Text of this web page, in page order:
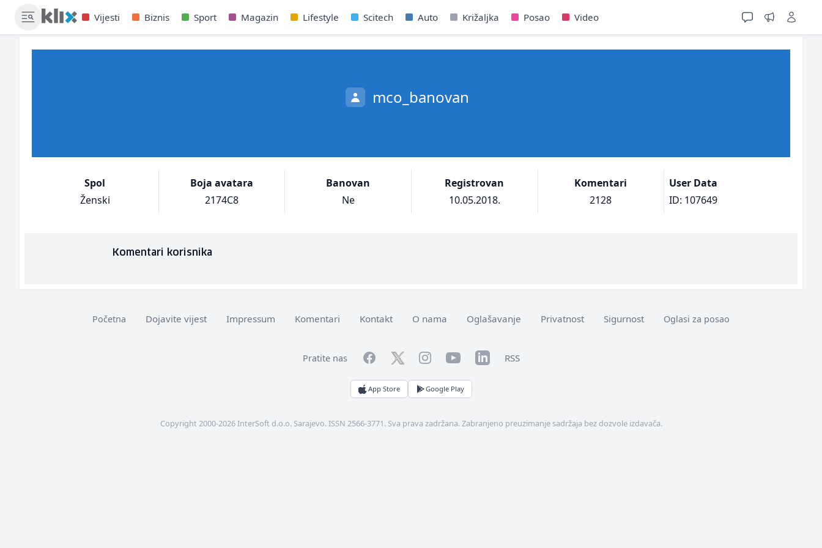
Vijesti Biznis Sport Magazin Lifestyle Scitech Auto Križaljka Posao Video
mco_banovan
Spol
Ženski
Boja avatara
2174C8
Banovan
Ne
Registrovan
10.05.2018.
Komentari
2128
User Data
ID: 107649
Komentari korisnika
Početna Dojavite vijest Impressum Komentari Kontakt O nama Oglašavanje Privatnost Sigurnost Oglasi za posao
Pratite nas FacebookTwitterInstagramYouTubeLinkedInRSS
App Store Google Play
Copyright 2000-2026 InterSoft d.o.o. Sarajevo. ISSN 2566-3771. Sva prava zadržana. Zabranjeno preuzimanje sadržaja bez dozvole izdavača.